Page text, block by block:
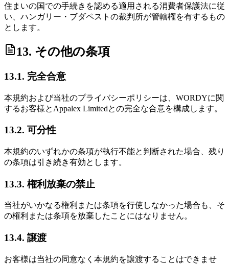
住まいの国での手続きを認める適用される消費者保護法に従
い、ハンガリー・ブダペストの裁判所が管轄権を有するもの
とします。
13. その他の条項
13.1. 完全合意
本規約および当社のプライバシーポリシーは、WORDYに関
するお客様とAppalex Limitedとの完全な合意を構成します。
13.2. 可分性
本規約のいずれかの条項が執行不能と判断された場合、残り
の条項は引き続き有効とします。
13.3. 権利放棄の禁止
当社がいかなる権利または条項を行使しなかった場合も、そ
の権利または条項を放棄したことにはなりません。
13.4. 譲渡
お客様は当社の同意なく本規約を譲渡することはできませ